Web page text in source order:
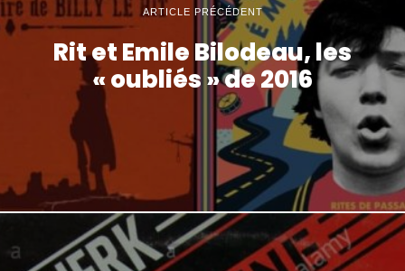
ARTICLE PRÉCÉDENT
Rit et Emile Bilodeau, les
« oubliés » de 2016